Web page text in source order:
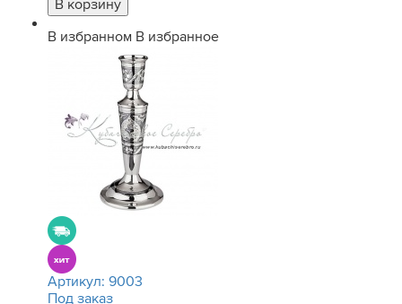
В избранном В избранное
Артикул: 9003
Под заказ